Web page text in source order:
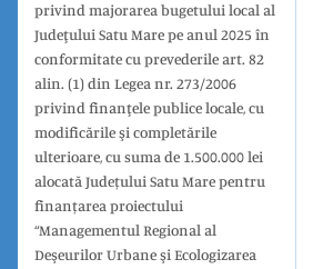
privind majorarea bugetului local al
Judeţului Satu Mare pe anul 2025 în
conformitate cu prevederile art. 82
alin. (1) din Legea nr. 273/2006
privind finanţele publice locale, cu
modificările şi completările
ulterioare, cu suma de 1.500.000 lei
alocată Județului Satu Mare pentru
finanțarea proiectului
“Managementul Regional al
Deşeurilor Urbane şi Ecologizarea